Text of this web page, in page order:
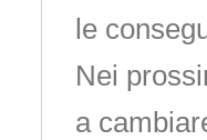
le
Nei
a